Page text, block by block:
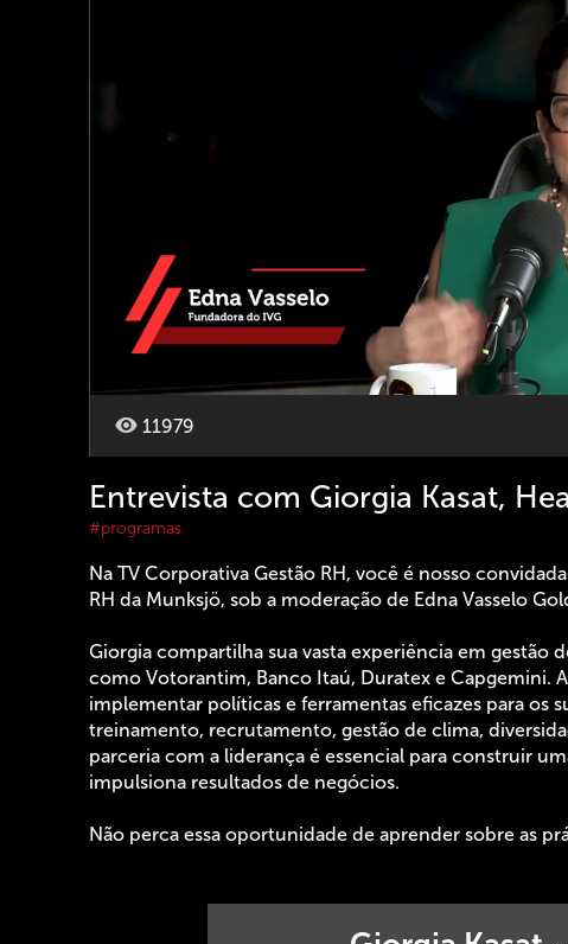
11979
Entrevista com Giorgia Kasat,
#programas
Na TV Corporativa Gestão RH, você é nosso
RH da Munksjö, sob a moderação de Edna Vasselo
Giorgia compartilha sua vasta experiência em gestão
como Votorantim, Banco Itaú, Duratex e Capgemini.
implementar políticas e ferramentas eficazes para os
treinamento, recrutamento, gestão de clima,
parceria com a liderança é essencial para construir
impulsiona resultados de negócios.
Não perca essa oportunidade de aprender sobre as